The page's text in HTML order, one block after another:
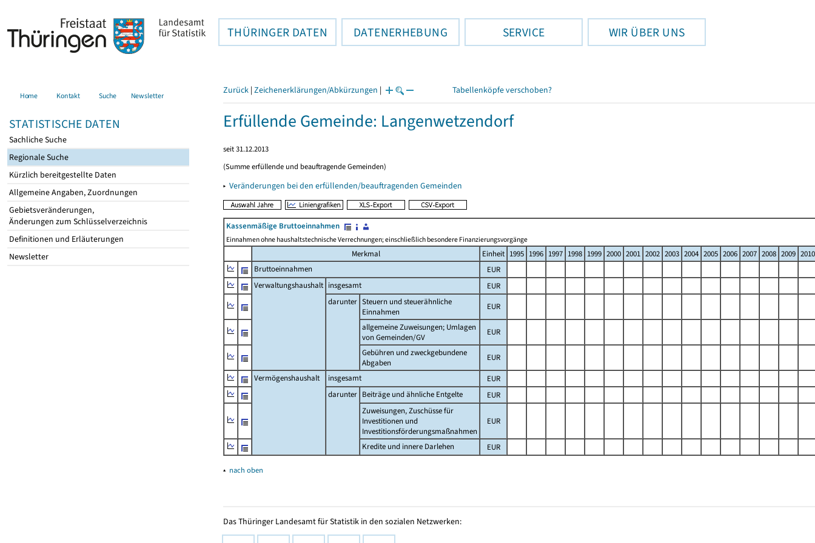
THÜRINGER DATEN DATENERHEBUNG SERVICE WIR ÜBER UNS
Home Kontakt Suche Newsletter
STATISTISCHE DATEN
Sachliche Suche
Regionale Suche
Kürzlich bereitgestellte Daten
Allgemeine Angaben, Zuordnungen
Gebietsveränderungen,
Änderungen zum Schlüsselverzeichnis
Definitionen und Erläuterungen
Newsletter
Zurück | Zeichenerklärungen/Abkürzungen | Tabellenköpfe verschoben?
Erfüllende Gemeinde: Langenwetzendorf
seit 31.12.2013
(Summe erfüllende und beauftragende Gemeinden)
▸ Veränderungen bei den erfüllenden/beauftragenden Gemeinden
Kassenmäßige Bruttoeinnahmen
Einnahmen ohne haushaltstechnische Verrechnungen; einschließlich besondere Finanzierungsvorgänge
Merkmal Einheit 1995 1996 1997 1998 1999 2000 2001 2002 2003 2004 2005 2006 2007 2008 2009 2010
Bruttoeinnahmen
EUR
Verwaltungshaushalt insgesamt
EUR
darunter Steuern und steuerähnliche
Einnahmen
EUR
allgemeine Zuweisungen; Umlagen
von Gemeinden/GV
EUR
Gebühren und zweckgebundene
Abgaben
EUR
Vermögenshaushalt
insgesamt
EUR
darunter Beiträge und ähnliche Entgelte
EUR
Zuweisungen, Zuschüsse für
Investitionen und
Investitionsförderungsmaßnahmen
EUR
Kredite und innere Darlehen EUR
▴ nach oben
Das Thüringer Landesamt für Statistik in den sozialen Netzwerken: